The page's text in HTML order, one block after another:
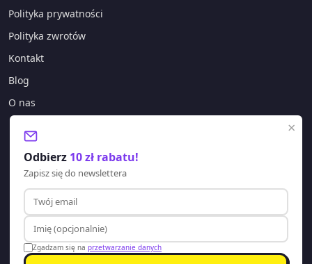
×
Odbierz 10 zł rabatu!
Zapisz się do newslettera
Zgadzam się na przetwarzanie danych
Polityka prywatności
Polityka zwrotów
Kontakt
Blog
O nas
KONTAKT
sklep@lagano.pl
+48 577 388 303
Godziny pracy:
Pon-Pt: 8:00 - 20:00